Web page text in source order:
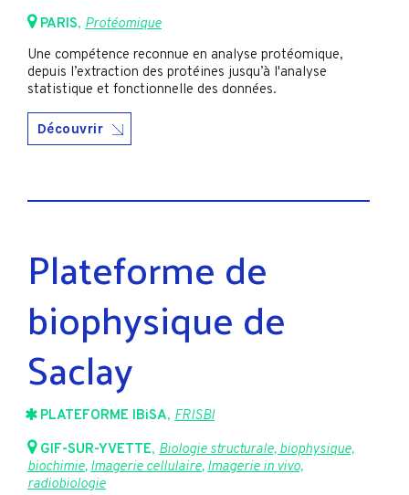
PARIS, Protéomique
Une compétence reconnue en analyse protéomique,
depuis l’extraction des protéines jusqu’à l'analyse
statistique et fonctionnelle des données.
Découvrir
Plateforme de
biophysique de
Saclay
PLATEFORME IBiSA, FRISBI
GIF-SUR-YVETTE, Biologie structurale, biophysique,
biochimie,Imagerie cellulaire,Imagerie in vivo,
radiobiologie